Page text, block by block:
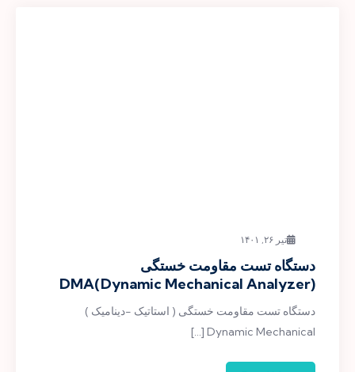
تیر ۲۶, ۱۴۰۱
دستگاه تست مقاومت خستگی
DMA(Dynamic Mechanical Analyzer)
دستگاه تست مقاومت خستگی ( استاتیک -دینامیک )
Dynamic Mechanical […]